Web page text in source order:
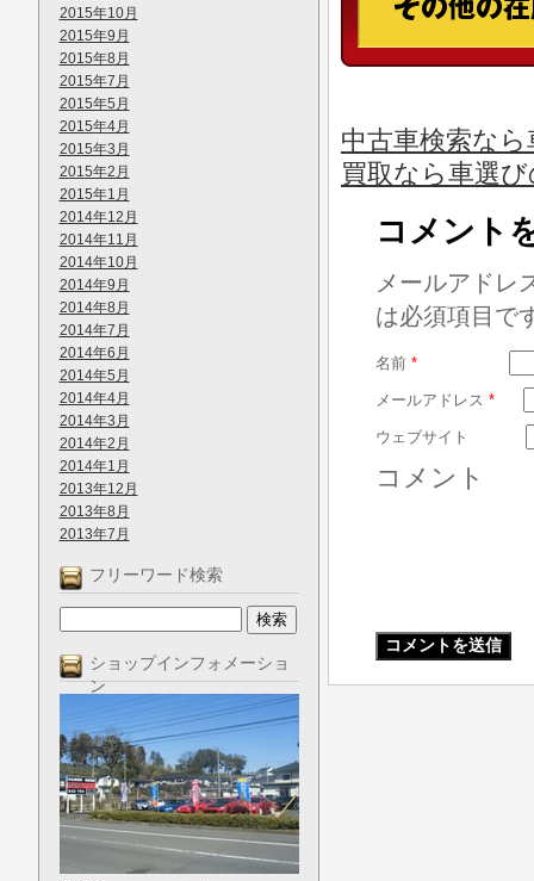
2015年10月
2015年9月
2015年8月
2015年7月
2015年5月
2015年4月
2015年3月
2015年2月
2015年1月
2014年12月
2014年11月
2014年10月
2014年9月
2014年8月
2014年7月
2014年6月
2014年5月
2014年4月
2014年3月
2014年2月
2014年1月
2013年12月
2013年8月
2013年7月
フリーワード検索
ショップインフォメーショ
ン
中古車検索な
買取なら車選
コメント
メールアドレ
は必須項目で
名前 *
メールアドレス *
ウェブサイト
コメント